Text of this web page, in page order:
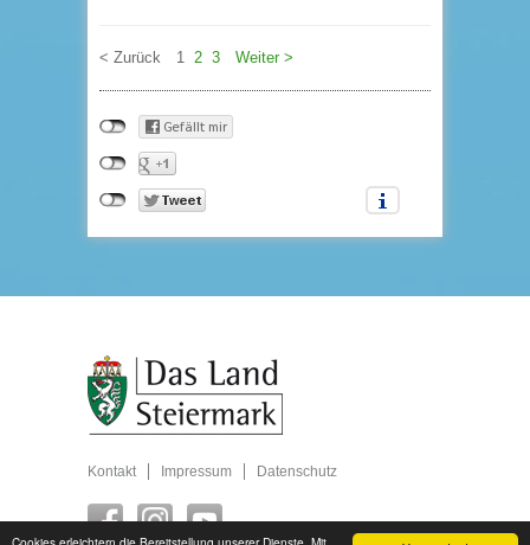
< Zurück 1 2 3 Weiter >
Kontakt Impressum Datenschutz